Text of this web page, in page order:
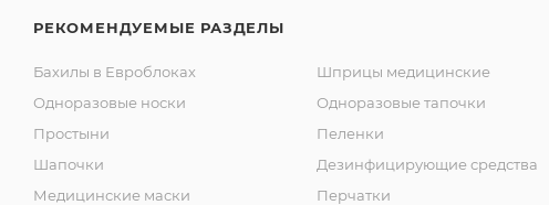
РЕКОМЕНДУЕМЫЕ РАЗДЕЛЫ
Бахилы в Евроблоках
Одноразовые носки
Простыни
Шапочки
Медицинские маски
Шприцы медицинские
Одноразовые тапочки
Пеленки
Дезинфицирующие средства
Перчатки